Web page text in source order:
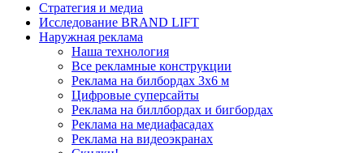
Стратегия и медиа
Исследование BRAND LIFT
Наружная реклама
Наша технология
Все рекламные конструкции
Реклама на билбордах 3х6 м
Цифровые суперсайты
Реклама на биллбордах и бигбордах
Реклама на медиафасадах
Реклама на видеоэкранах